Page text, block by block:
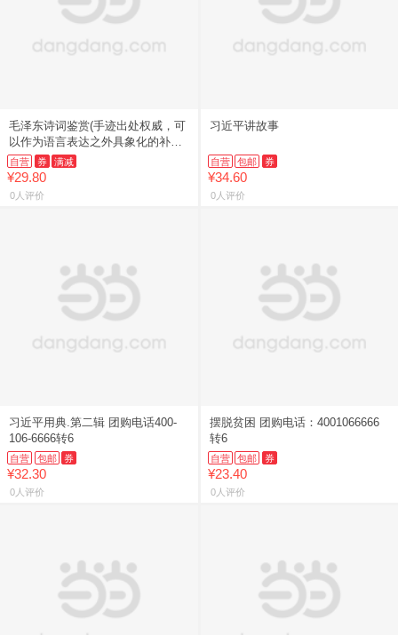
毛泽东诗词鉴赏(手迹出处权威，可
以作为语言表达之外具象化的补
充。)
自营 券 满减
¥29.80
0人评价
习近平讲故事
自营 包邮 券
¥34.60
0人评价
习近平用典.第二辑 团购电话400-
106-6666转6
自营 包邮 券
¥32.30
0人评价
摆脱贫困 团购电话：4001066666
转6
自营 包邮 券
¥23.40
0人评价